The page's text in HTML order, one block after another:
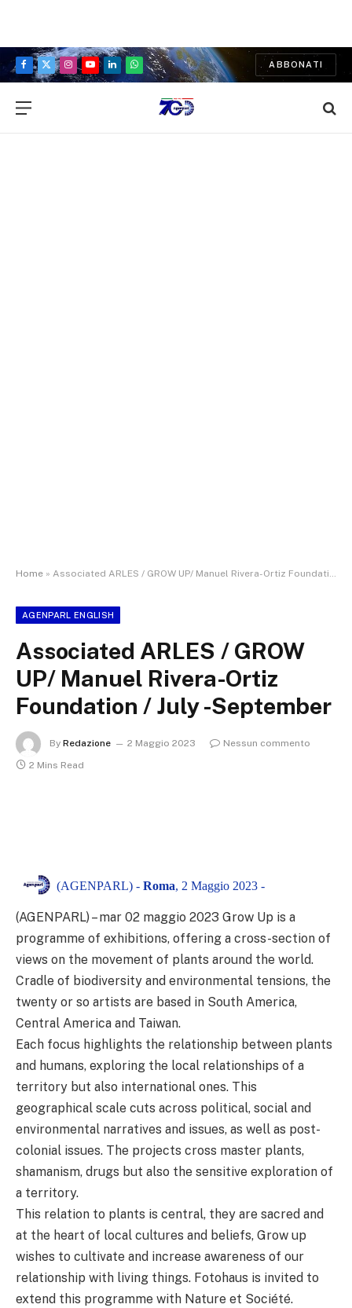
Facebook
X
Instagram
YouTubeLinkedInWhatsApp
ABBONATI
Home » Associated ARLES / GROW UP/ Manuel Rivera-Ortiz Foundation / July -September
AGENPARL ENGLISH
Associated ARLES / GROW
UP/ Manuel Rivera-Ortiz
Foundation / July -September
By Redazione 2 Maggio 2023
Nessun commento
2 Mins Read
(AGENPARL) - Roma, 2 Maggio 2023 -
(AGENPARL) – mar 02 maggio 2023 Grow Up is a
programme of exhibitions, offering a cross-section of
views on the movement of plants around the world.
Cradle of biodiversity and environmental tensions, the
twenty or so artists are based in South America,
Central America and Taiwan.
Each focus highlights the relationship between plants
and humans, exploring the local relationships of a
territory but also international ones. This
geographical scale cuts across political, social and
environmental narratives and issues, as well as post-
colonial issues. The projects cross master plants,
shamanism, drugs but also the sensitive exploration of
a territory.
This relation to plants is central, they are sacred and
at the heart of local cultures and beliefs, Grow up
wishes to cultivate and increase awareness of our
relationship with living things. Fotohaus is invited to
extend this programme with Nature et Société.